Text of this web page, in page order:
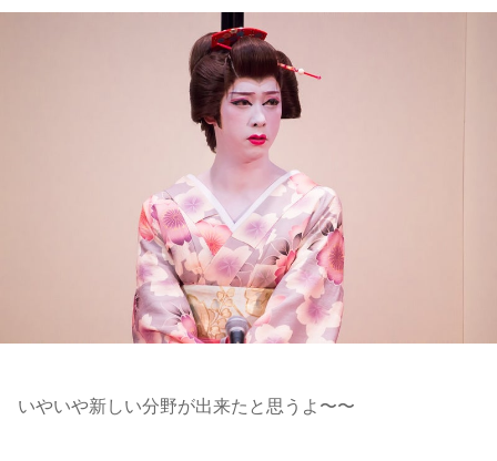
いやいや新しい分野が出来たと思うよ〜〜